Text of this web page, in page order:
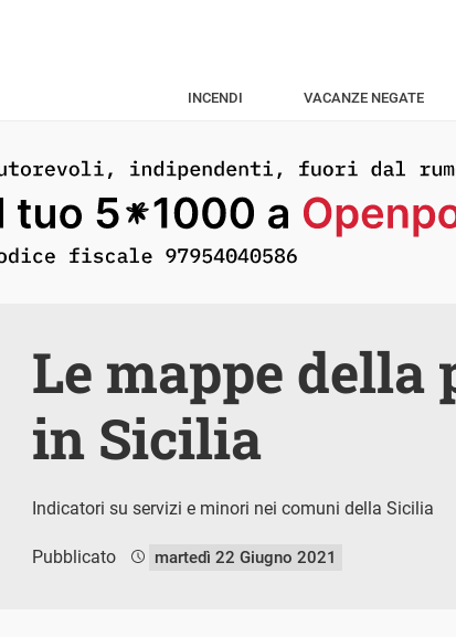
INCENDI VACANZE NEGATE
Le mappe della
in Sicilia
Indicatori su servizi e minori nei comuni della Sicilia
Pubblicato martedì 22 Giugno 2021